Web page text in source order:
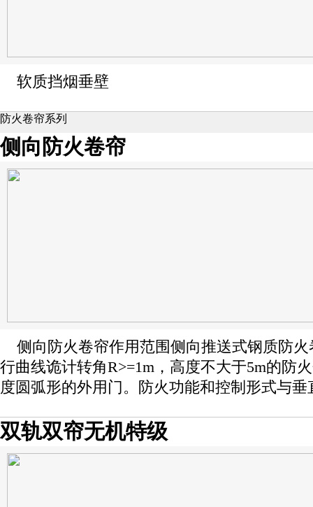
软质挡烟垂壁
防火卷帘系列
侧向防火卷帘
侧向防火卷帘作用范围侧向推送式钢质防
行曲线诡计转角R>=1m，高度不大于5m的防
度圆弧形的外用门。防火功能和控制形式与
双轨双帘无机特级